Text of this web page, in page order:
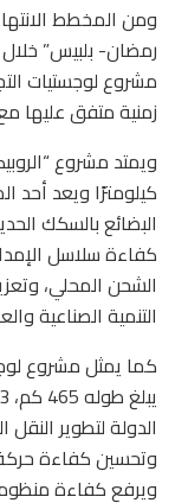
ومن المخطط
رمضان- بلبيس”
مشروع لوجستيات
زمنية متفق عليها
كيلومترًا ويعد أحد
البضائع بالسكك
كفاءة سلاسل
الشحن المحلي،
التنمية الصناعية
كما يمثل مشروع
الدولة لتطوير
وتحسين كفاءة حركة
ويرفع كفاءة